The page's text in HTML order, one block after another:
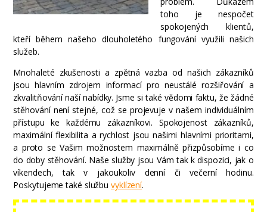
toho je nespočet
spokojených klientů,
kteří během našeho dlouholetého fungování využili našich
služeb.
Mnohaleté zkušenosti a zpětná vazba od našich zákazníků
jsou hlavním zdrojem informací pro neustálé rozšiřování a
zkvalitňování naší nabídky. Jsme si také vědomi faktu, že žádné
stěhování není stejné, což se projevuje v našem individuálním
přístupu ke každému zákazníkovi. Spokojenost zákazníků,
maximální flexibilita a rychlost jsou našimi hlavními prioritami,
a proto se Vašim možnostem maximálně přizpůsobíme i co
do doby stěhování. Naše služby jsou Vám tak k dispozici, jak o
víkendech, tak v jakoukoliv denní či večerní hodinu.
Poskytujeme také službuvyklízení.